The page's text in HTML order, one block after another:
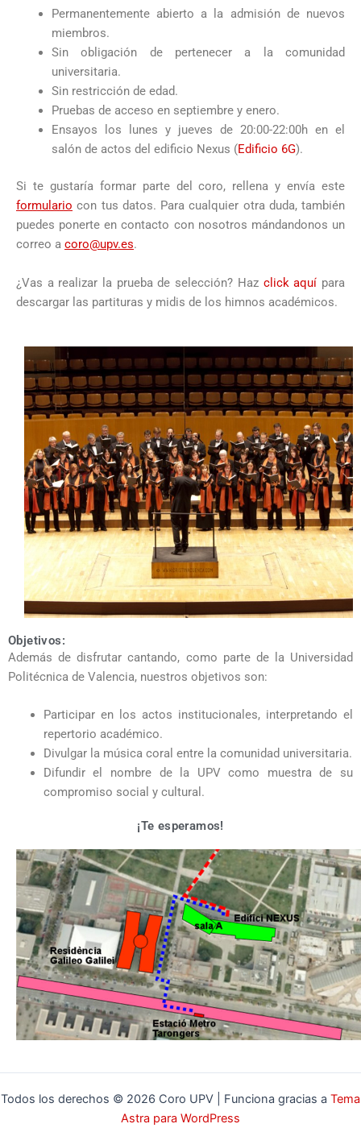
Permanentemente abierto a la admisión de nuevos
miembros.
Sin obligación de pertenecer a la comunidad
universitaria.
Sin restricción de edad.
Pruebas de acceso en septiembre y enero.
Ensayos los lunes y jueves de 20:00-22:00h en el
salón de actos del edificio Nexus (Edificio 6G).
Si te gustaría formar parte del coro, rellena y envía este
formulario con tus datos. Para cualquier otra duda, también
puedes ponerte en contacto con nosotros mándandonos un
correo a coro@upv.es.
¿Vas a realizar la prueba de selección? Haz click aquí para
descargar las partituras y midis de los himnos académicos.
Objetivos:
Además de disfrutar cantando, como parte de la Universidad
Politécnica de Valencia, nuestros objetivos son:
Participar en los actos institucionales, interpretando el
repertorio académico.
Divulgar la música coral entre la comunidad universitaria.
Difundir el nombre de la UPV como muestra de su
compromiso social y cultural.
¡Te esperamos!
Todos los derechos © 2026 Coro UPV | Funciona gracias a Tema
Astra para WordPress